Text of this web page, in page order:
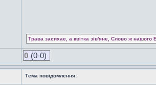
Трава засихає, а квітка зів'яне, Слово ж нашого
0 (0-0)
Тема повідомлення: